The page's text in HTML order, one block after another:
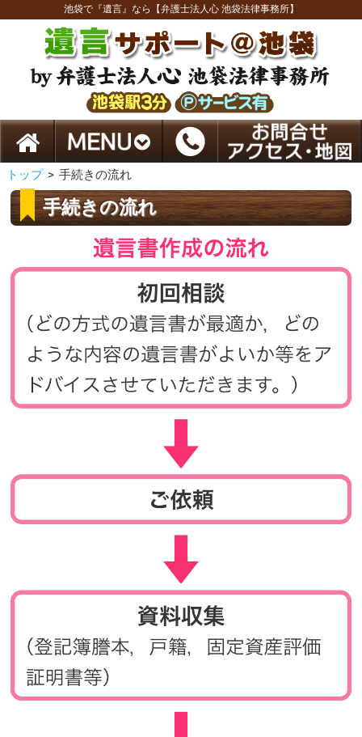
池袋で『遺言』なら【弁護士法人心 池袋法律事務所】
トップ > 手続きの流れ
手続きの流れ